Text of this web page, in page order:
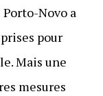
Novo a
pour
Mais une
mesures